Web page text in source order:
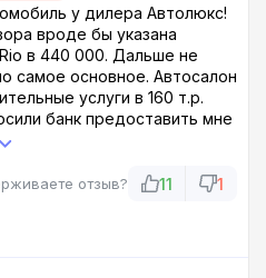
у дилера Автолюкс!
вроде бы указана
в 440 000. Дальше не
самое основное. Автосалон
услуги в 160 т.р.
банк предоставить мне
расчетом. В общем, скрыли
большой % = 27!
отзыв? 11 1